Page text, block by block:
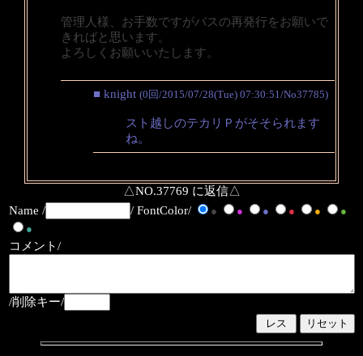
管理人様、お手数ですがパスの再発行をお願いで
きればと思います。
よろしくお願いいたします。
■ knight (0回/2015/07/28(Tue) 07:30:51/No37785)
スト越しのテカリＰがそそられます
ね。
△NO.37769 に返信△
Name /
/ FontColor/ ● ● ● ● ●
●
●
コメント/
/削除キー/